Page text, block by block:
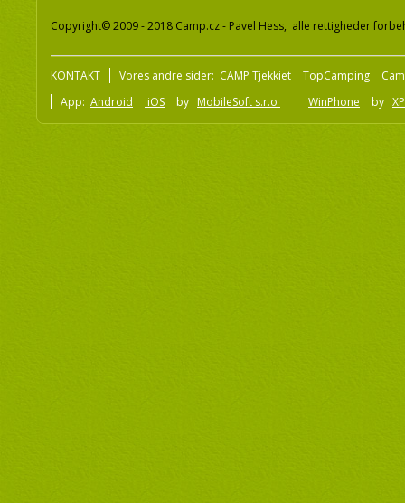
Copyright© 2009 - 2018 Camp.cz - Pavel Hess, alle rettigheder
KONTAKT Vores andre sider: CAMP Tjekkiet TopCamping
App: Android iOS by MobileSoft s.r.o WinPhone by